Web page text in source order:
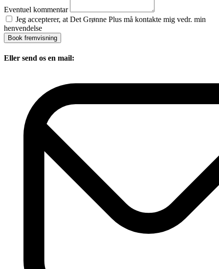
Eventuel kommentar
Jeg accepterer, at Det Grønne Plus må kontakte mig vedr. min
henvendelse
Book fremvisning
Eller send os en mail: